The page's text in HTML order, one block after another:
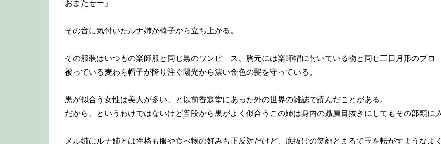
「おまたせー」
その音に気付いたルナ姉が椅子から立ち上がる。
その服装はいつもの楽師服と同じ黒のワンピース、胸元には楽師帽に付いている物と同じ三日月形のブロ
被っている麦わら帽子が降り注ぐ陽光から濃い金色の髪を守っている。
黒が似合う女性は美人が多い、と以前香霖堂にあった外の世界の雑誌で読んだことがある。
だから、というわけではないけど普段から黒がよく似合うこの姉は身内の贔屓目抜きにしてもその部類に
メル姉はルナ姉とは性格も服や食べ物の好みも正反対だけど、底抜けの笑顔とまるで玉を転がすようなよ